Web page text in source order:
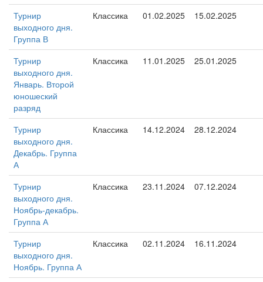
Турнир
выходного дня.
Группа В
Классика 01.02.2025 15.02.2025
Турнир
выходного дня.
Январь. Второй
юношеский
разряд
Классика 11.01.2025 25.01.2025
Турнир
выходного дня.
Декабрь. Группа
А
Классика 14.12.2024 28.12.2024
Турнир
выходного дня.
Ноябрь-декабрь.
Группа А
Классика 23.11.2024 07.12.2024
Турнир
выходного дня.
Ноябрь. Группа А
Классика 02.11.2024 16.11.2024